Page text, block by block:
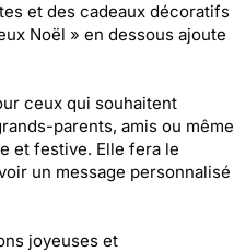
et des cadeaux décoratifs
Noël » en dessous ajoute
ceux qui souhaitent
parents, amis ou même
et festive. Elle fera le
un message personnalisé
joyeuses et